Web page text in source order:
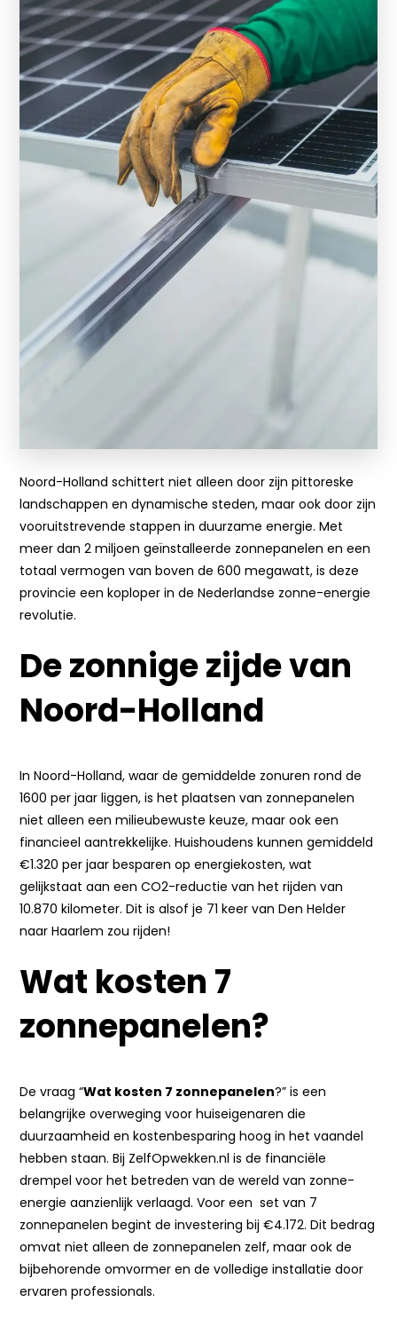
Noord-Holland schittert niet alleen door zijn pittoreske
landschappen en dynamische steden, maar ook door zijn
vooruitstrevende stappen in duurzame energie. Met
meer dan 2 miljoen geïnstalleerde zonnepanelen en een
totaal vermogen van boven de 600 megawatt, is deze
provincie een koploper in de Nederlandse zonne-energie
revolutie.
De zonnige zijde van
Noord-Holland
In Noord-Holland, waar de gemiddelde zonuren rond de
1600 per jaar liggen, is het plaatsen van zonnepanelen
niet alleen een milieubewuste keuze, maar ook een
financieel aantrekkelijke. Huishoudens kunnen gemiddeld
€1.320 per jaar besparen op energiekosten, wat
gelijkstaat aan een CO2-reductie van het rijden van
10.870 kilometer. Dit is alsof je 71 keer van Den Helder
naar Haarlem zou rijden!
Wat kosten 7
zonnepanelen?
De vraag “Wat kosten 7 zonnepanelen?” is een
belangrijke overweging voor huiseigenaren die
duurzaamheid en kostenbesparing hoog in het vaandel
hebben staan. Bij ZelfOpwekken.nl is de financiële
drempel voor het betreden van de wereld van zonne-
energie aanzienlijk verlaagd. Voor een set van 7
zonnepanelen begint de investering bij €4.172. Dit bedrag
omvat niet alleen de zonnepanelen zelf, maar ook de
bijbehorende omvormer en de volledige installatie door
ervaren professionals.